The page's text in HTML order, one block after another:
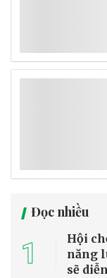
Đọc nhiều
1
Hội
năng
sẽ